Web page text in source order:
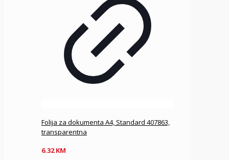
Folija za dokumenta A4, Standard 407863,
transparentna
6.32KM